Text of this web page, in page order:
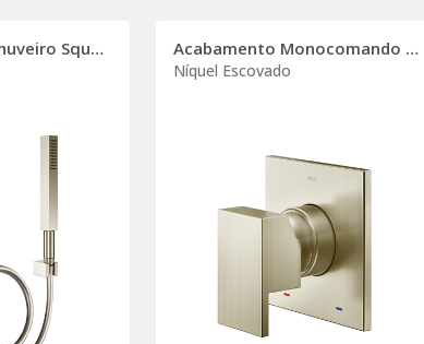
Desviador para chuveiro Square Acabamento Monocomando para Chuveiro New Edge/Minima
Níquel Escovado